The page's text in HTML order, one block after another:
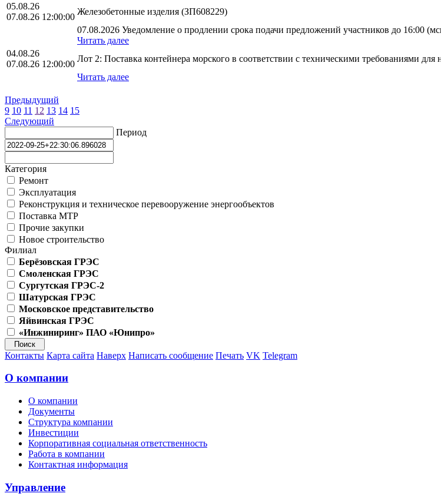
05.08.26
07.08.26 12:00:00
Железобетонные изделия (ЗП608229)
07.08.2026 Уведомление о продлении срока подачи предложений участников до 16:00
Читать далее
04.08.26
07.08.26 12:00:00
Лот 2: Поставка контейнера морского в соответствии с техническими требованиями
Читать далее
Предыдущий
9 10 11 12 13 14 15
Следующий
Период
Категория
Ремонт
Эксплуатация
Реконструкция и техническое перевооружение энергообъектов
Поставка МТР
Прочие закупки
Новое строительство
Филиал
Берёзовская ГРЭС
Смоленская ГРЭС
Сургутская ГРЭС-2
Шатурская ГРЭС
Московское представительство
Яйвинская ГРЭС
«Инжиниринг» ПАО «Юнипро»
Контакты Карта сайта Наверх Написать сообщение Печать VK Telegram
О компании
О компании
Документы
Структура компании
Инвестиции
Корпоративная социальная ответственность
Работа в компании
Контактная информация
Управление